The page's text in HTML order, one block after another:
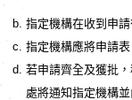
指定機構在收到申
指定機構應將申請
若申請齊全及獲批
處將通知指定機構